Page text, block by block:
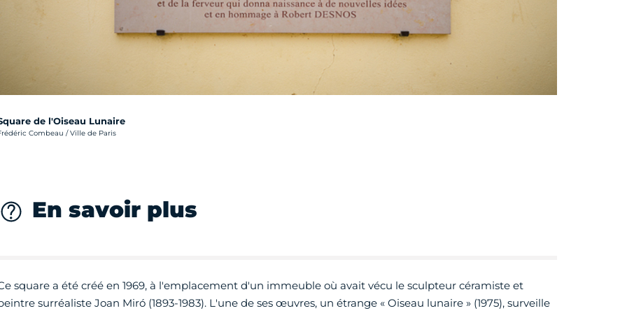
de l'Oiseau Lunaire
photo :
Combeau / Ville de Paris
En savoir plus
square a été créé en 1969, à l'emplacement d'un immeuble où avait vécu le sculpteur céramiste et
surréaliste Joan Miró (1893-1983). L'une de ses œuvres, un étrange « Oiseau lunaire » (1975), surveille